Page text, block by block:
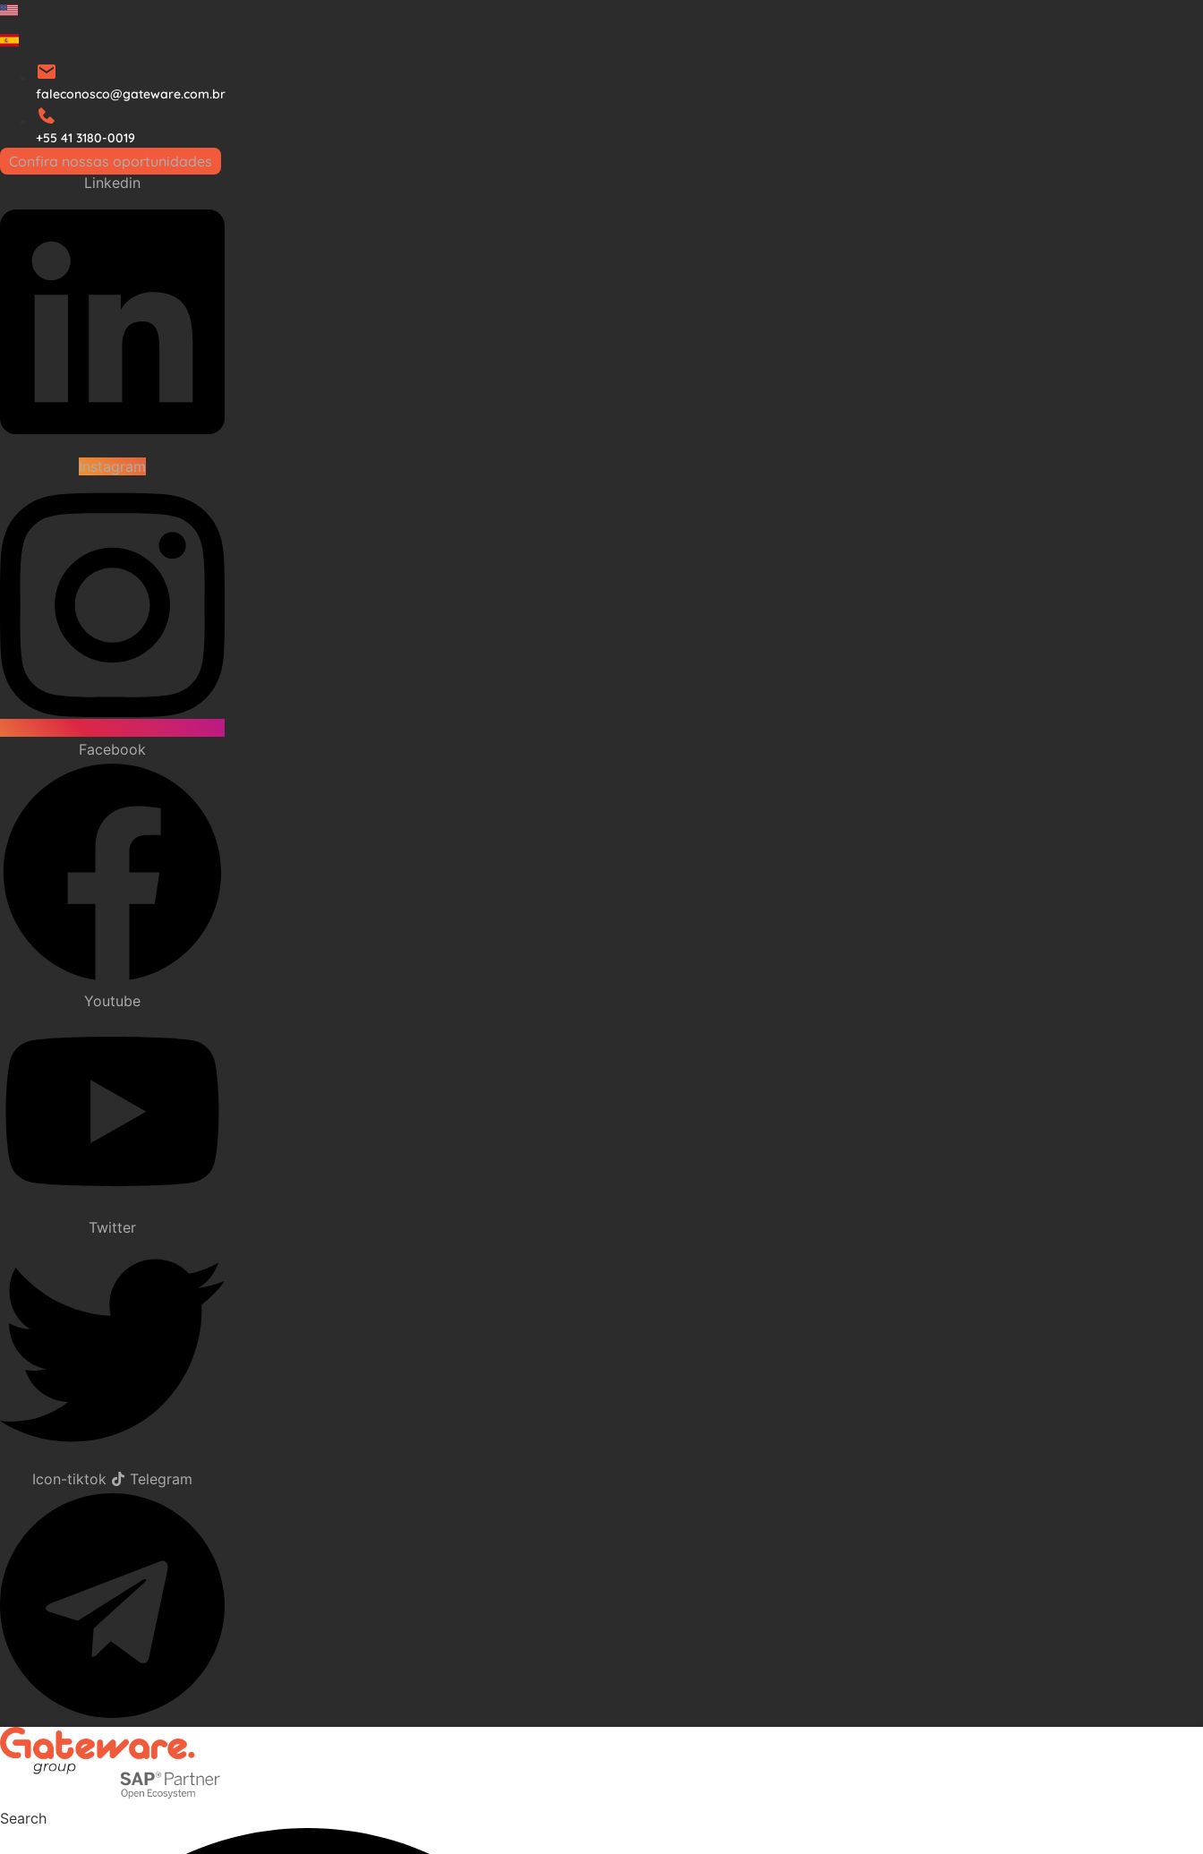
Ir
para
conteúdo
faleconosco@gateware.com.br
+55 41 3180-0019
Confira nossas oportunidades
Linkedin
Instagram
Facebook
Youtube
Twitter
Icon-tiktok Telegram
Search